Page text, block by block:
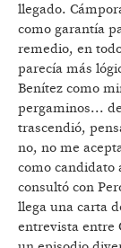
llegado.
como garantía
remedio, en
parecía más
Benítez como
pergaminos...
trascendió,
no, no me
como candidato
consultó con
llega una carta
entrevista entre